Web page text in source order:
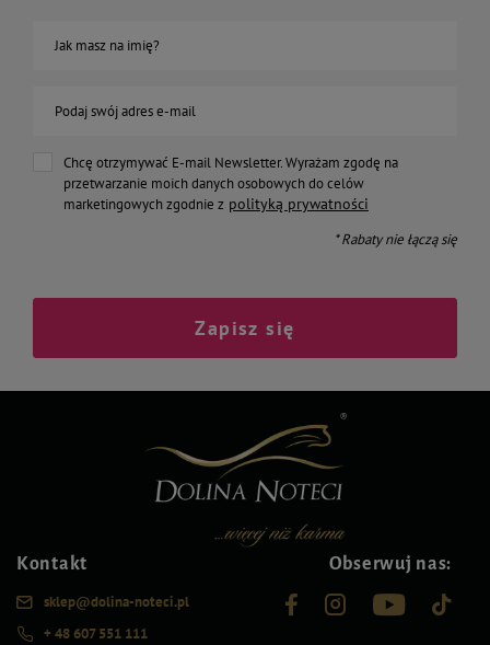
Jak masz na imię?
Podaj swój adres e-mail
Chcę otrzymywać E-mail Newsletter. Wyrażam zgodę na
przetwarzanie moich danych osobowych do celów
marketingowych zgodnie z polityką prywatności
* Rabaty nie łączą się
Zapisz się
Kontakt
sklep@dolina-noteci.pl
+ 48 607 551 111
Obserwuj nas: